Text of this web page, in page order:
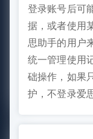
登录账号后可
据，或者使用
思助手的用户
统一管理使用
础操作，如果
护，不登录爱